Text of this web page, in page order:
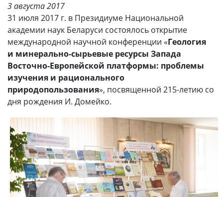
3 августа 2017
31 июля 2017 г. в Президиуме Национальной
академии наук Беларуси состоялось открытие
международной научной конференции «Геология
и минерально-сырьевые ресурсы Запада
Восточно-Европейской платформы: проблемы
изучения и рационального
природопользования», посвященной 215-летию со
дня рождения И. Домейко.